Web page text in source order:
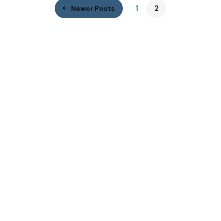
Newer Posts 1 2